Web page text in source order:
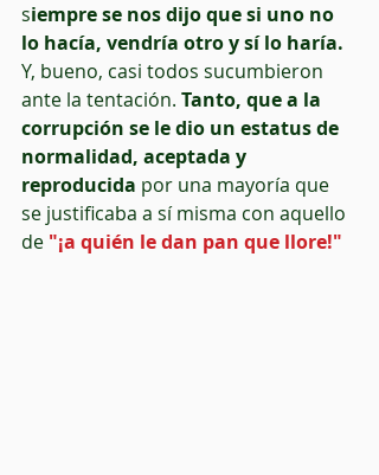
siempre se nos dijo que si uno no
lo hacía, vendría otro y sí lo haría.
Y, bueno, casi todos sucumbieron
ante la tentación. Tanto, que a la
corrupción se le dio un estatus de
normalidad, aceptada y
reproducida por una mayoría que
se justificaba a sí misma con aquello
de "¡a quién le dan pan que llore!"